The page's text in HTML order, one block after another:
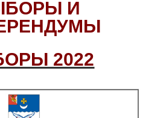
И
2022